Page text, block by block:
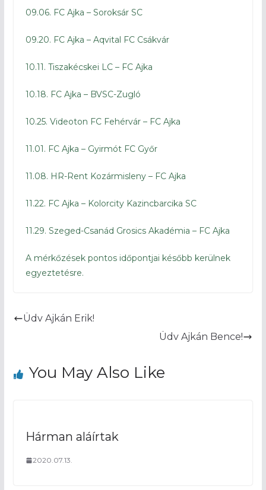
09.06. FC Ajka – Soroksár SC
09.20. FC Ajka – Aqvital FC Csákvár
10.11. Tiszakécskei LC – FC Ajka
10.18. FC Ajka – BVSC-Zugló
10.25. Videoton FC Fehérvár – FC Ajka
11.01. FC Ajka – Gyirmót FC Győr
11.08. HR-Rent Kozármisleny – FC Ajka
11.22. FC Ajka – Kolorcity Kazincbarcika SC
11.29. Szeged-Csanád Grosics Akadémia – FC Ajka
A mérkőzések pontos időpontjai később kerülnek
egyeztetésre.
Üdv Ajkán Erik!
Üdv Ajkán Bence!
You May Also Like
Hárman aláírtak
2020.07.13.